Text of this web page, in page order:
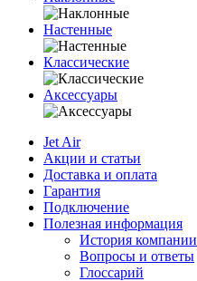
Настенные
Классические
Аксессуары
Jet Air
Акции и статьи
Доставка и оплата
Гарантия
Подключение
Полезная информация
История компании
Вопросы и ответы
Глоссарий